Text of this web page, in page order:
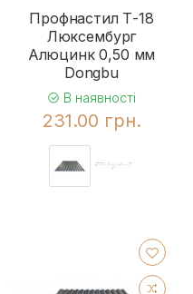
Профнастил Т-18
Люксембург
Алюцинк 0,50 мм
Dongbu
В наявності
231.00 грн.